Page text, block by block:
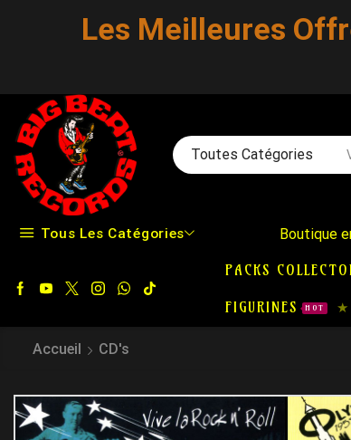
Les Meilleures
Toutes Catégories
Tous Les Catégories Boutique
PACKS
FIGURINES HOT
Accueil CD's